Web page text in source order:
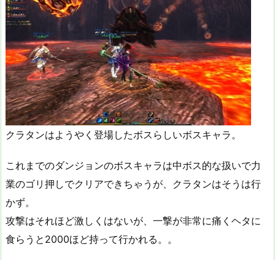
クラタンはようやく登場したボスらしいボスキャラ。
これまでのダンジョンのボスキャラは中ボス的な扱いで力
業のゴリ押しでクリアできちゃうが、クラタンはそうは行
かず。
攻撃はそれほど激しくはないが、一撃が非常に痛くヘタに
食らうと2000ほど持って行かれる。。